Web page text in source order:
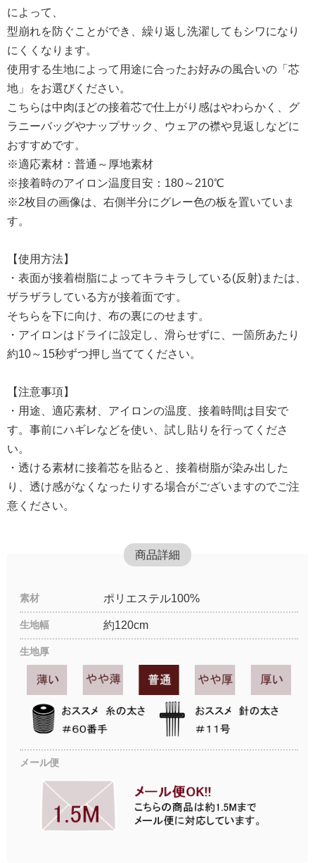
によって、
型崩れを防ぐことができ、繰り返し洗濯してもシワになり
にくくなります。
使用する生地によって用途に合ったお好みの風合いの「芯
地」をお選びください。
こちらは中肉ほどの接着芯で仕上がり感はやわらかく、グ
ラニーバッグやナップサック、ウェアの襟や見返しなどに
おすすめです。
※適応素材：普通～厚地素材
※接着時のアイロン温度目安：180～210℃
※2枚目の画像は、右側半分にグレー色の板を置いていま
す。
【使用方法】
・表面が接着樹脂によってキラキラしている(反射)または、
ザラザラしている方が接着面です。
そちらを下に向け、布の裏にのせます。
・アイロンはドライに設定し、滑らせずに、一箇所あたり
約10～15秒ずつ押し当ててください。
【注意事項】
・用途、適応素材、アイロンの温度、接着時間は目安で
す。事前にハギレなどを使い、試し貼りを行ってくださ
い。
・透ける素材に接着芯を貼ると、接着樹脂が染み出した
り、透け感がなくなったりする場合がございますのでご注
意ください。
商品詳細
素材 ポリエステル100%
生地幅 約120cm
生地厚
メール便